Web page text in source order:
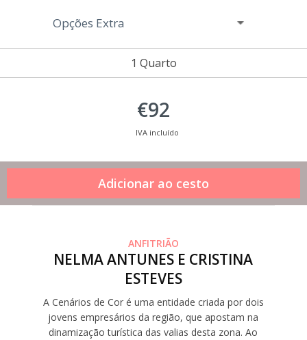
1 Quarto
Opções Extra
€92
IVA incluído
ANFITRIÃO
NELMA ANTUNES E CRISTINA
ESTEVES
A Cenários de Cor é uma entidade criada por dois
jovens empresários da região, que apostam na
dinamização turística das valias desta zona. Ao